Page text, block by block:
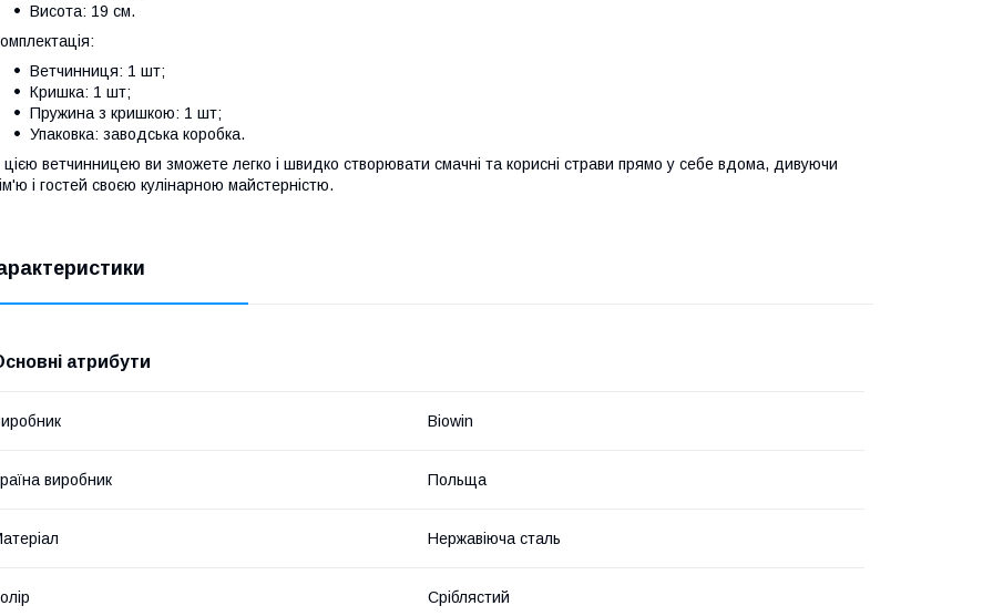
Висота: 19 см.
Ветчинниця: 1 шт;
Кришка: 1 шт;
Пружина з кришкою: 1 шт;
Упаковка: заводська коробка.
цією ветчинницею ви зможете легко і швидко створювати смачні та корисні страви прямо у себе вдома, дивуючи
і гостей своєю кулінарною майстерністю.
атрибути
Biowin
виробник Польща
Нержавіюча сталь
Сріблястий